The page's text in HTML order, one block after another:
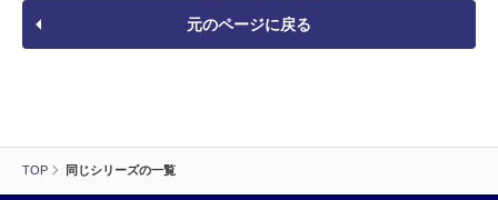
TOP 同じシリーズの一覧
元のページに戻る